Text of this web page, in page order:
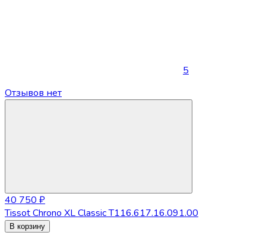
5
Отзывов нет
40 750 ₽
Tissot Chrono XL Classic T116.617.16.091.00
В корзину